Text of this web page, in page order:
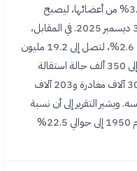
الإنجيلية في ألمانيا (EKD) خسرت حوالي 3.2% من أعضائها، ليصبح
إجمالي عددهم 17.4 مليون فرد بحلول 31 ديسمبر 2025. في المقابل،
تراجعت عضوية الكنيسة الكاثوليكية بنسبة 2.6%، لتصل إلى 19.2 مليون
عضو في نهاية 2025. يعزى هذا الانخفاض إلى 350 ألف حالة استقالة
و330 ألف وفاة في الكنيسة الإنجيلية، و307 آلاف مغادرة و203 آلاف
ويشير التقرير إلى أن نسبة
الكاثوليك في ألمانيا انخفضت من 46% عام 1950 إلى حوالي 22.5%